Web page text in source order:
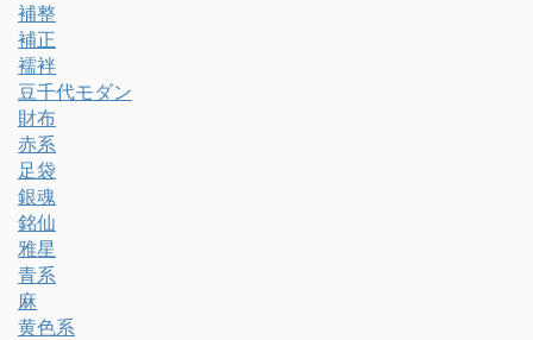
補整
補正
襦袢
豆千代モダン
財布
赤系
足袋
銀魂
銘仙
雅星
青系
麻
黄色系